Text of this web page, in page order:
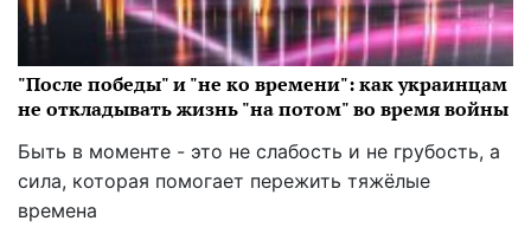
"После победы" и "не ко времени": как украинцам
не откладывать жизнь "на потом" во время войны
Быть в моменте - это не слабость и не грубость, а
сила, которая помогает пережить тяжёлые
времена